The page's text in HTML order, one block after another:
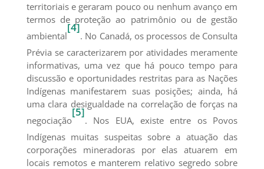
territoriais e geraram pouco ou nenhum avanço em
termos de proteção ao patrimônio ou de gestão
ambiental
[4]
. No Canadá, os processos de Consulta
Prévia se caracterizarem por atividades meramente
informativas, uma vez que há pouco tempo para
discussão e oportunidades restritas para as Nações
Indígenas manifestarem suas posições; ainda, há
uma clara desigualdade na correlação de forças na
negociação
[5]
. Nos EUA, existe entre os Povos
Indígenas muitas suspeitas sobre a atuação das
corporações mineradoras por elas atuarem em
locais remotos e manterem relativo segredo sobre